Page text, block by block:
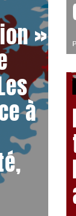
»
à